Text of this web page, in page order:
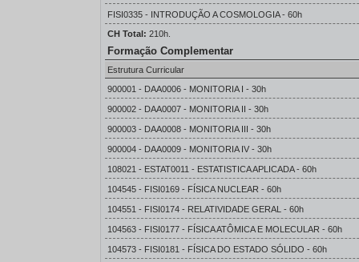
FISI0335 - INTRODUÇÃO A COSMOLOGIA - 60h
CH Total: 210h.
Formação Complementar
Estrutura Curricular
900001 - DAA0006 - MONITORIA I - 30h
900002 - DAA0007 - MONITORIA II - 30h
900003 - DAA0008 - MONITORIA III - 30h
900004 - DAA0009 - MONITORIA IV - 30h
108021 - ESTAT0011 - ESTATISTICA APLICADA - 60h
104545 - FISI0169 - FÍSICA NUCLEAR - 60h
104551 - FISI0174 - RELATIVIDADE GERAL - 60h
104563 - FISI0177 - FÍSICA ATÔMICA E MOLECULAR - 60h
104573 - FISI0181 - FÍSICA DO ESTADO SÓLIDO - 60h